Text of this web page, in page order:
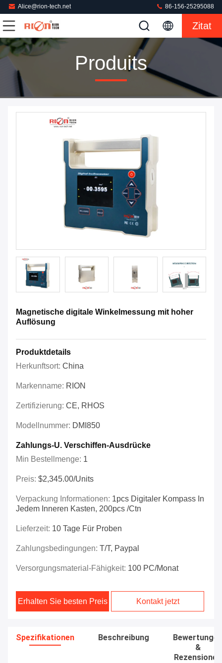
Alice@rion-tech.net 86-156-25295088
Zitat
Produits
Magnetische digitale Winkelmessung mit hoher
Auflösung
Produktdetails
Herkunftsort: China
Markenname: RION
Zertifizierung: CE, RHOS
Modellnummer: DMI850
Zahlungs-U. Verschiffen-Ausdrücke
Min Bestellmenge: 1
Preis: $2,345.00/Units
Verpackung Informationen: 1pcs Digitaler Kompass In
Jedem Inneren Kasten, 200pcs /ctn
Lieferzeit: 10 Tage Für Proben
Zahlungsbedingungen: T/T, Paypal
Versorgungsmaterial-Fähigkeit: 100 PC/Monat
Erhalten Sie besten Preis Kontakt jetzt
Spezifikationen Beschreibung
Bewertungen
&
Rezensionen